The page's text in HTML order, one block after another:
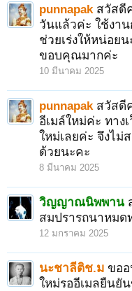
punnapak สวัสดี
วันแล้วค่ะ ใช้งา
ช่วยเร่งให้หน่อย
ขอบคุณมากค่ะ
10 มีนาคม 2025
punnapak สวัสดี
อีเมล์ใหม่ค่ะ ทาง
ใหม่เลยค่ะ จึงไม่
ด้วยนะคะ
8 มีนาคม 2025
วิญญาณนิพพาน
สมปรารถนาหมด
12 มกราคม 2025
นะชาลีติช.ม ขอ
ใหม่รออีเมลยืนยั
3 ถัดไป >